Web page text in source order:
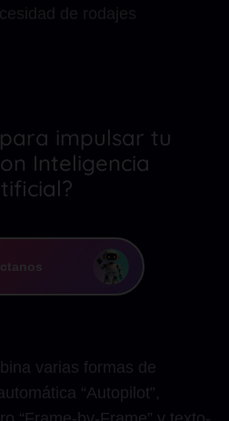
de rodajes
impulsar tu
Inteligencia
varias formas de
“Autopilot”,